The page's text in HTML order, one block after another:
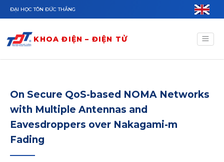
Nhảy đến nội dung
ĐẠI HỌC TÔN ĐỨC THẮNG
KHOA ĐIỆN – ĐIỆN TỬ
On Secure QoS-based NOMA Networks
with Multiple Antennas and
Eavesdroppers over Nakagami-m
Fading